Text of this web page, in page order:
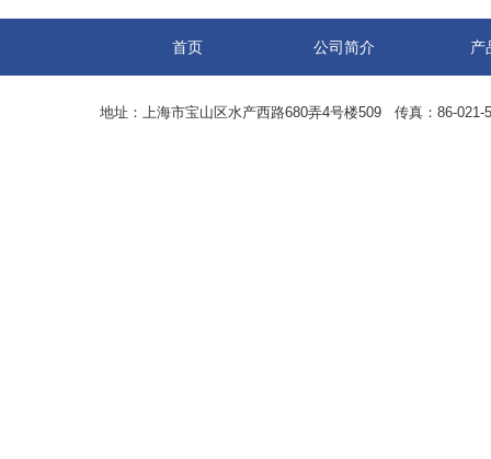
首页 公司简介 产
地址：上海市宝山区水产西路680弄4号楼509 传真：86-